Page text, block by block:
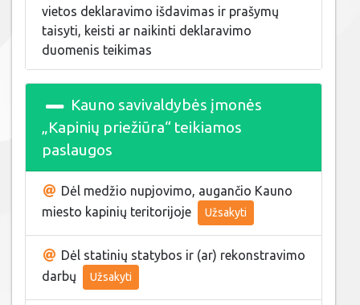
vietos deklaravimo išdavimas ir prašymų
taisyti, keisti ar naikinti deklaravimo
duomenis teikimas
Kauno savivaldybės įmonės
„Kapinių priežiūra“ teikiamos
paslaugos
Dėl medžio nupjovimo, augančio Kauno
miesto kapinių teritorijoje
Užsakyti
Dėl statinių statybos ir (ar) rekonstravimo
darbų
Užsakyti